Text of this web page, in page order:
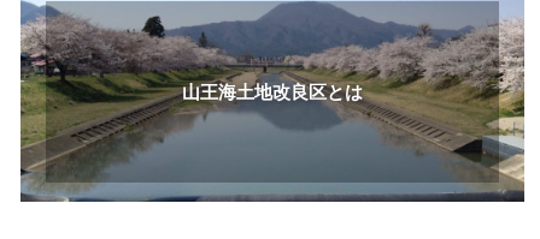
山王海土地改良区とは